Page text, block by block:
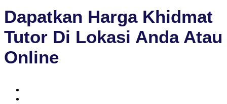
Dapatkan Harga Khidmat
Tutor Di Lokasi Anda Atau
Online